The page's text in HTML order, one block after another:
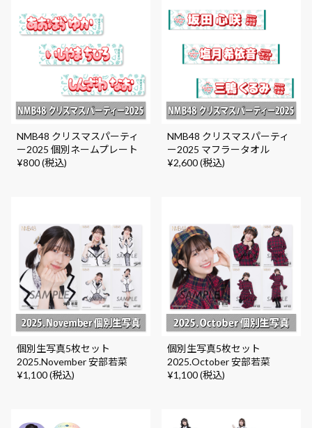
NMB48 クリスマスパーティ
ー2025 個別ネームプレート
¥800 (税込)
NMB48 クリスマスパーティ
ー2025 マフラータオル
¥2,600 (税込)
個別生写真5枚セット
2025.November 安部若菜
¥1,100 (税込)
個別生写真5枚セット
2025.October 安部若菜
¥1,100 (税込)